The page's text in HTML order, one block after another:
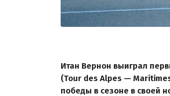
Итан Вернон выиграл
(Tour des Alpes —
победы в сезоне в своей